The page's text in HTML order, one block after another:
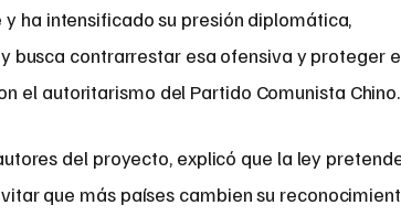
ha intensificado su presión diplomática,
busca contrarrestar esa ofensiva y proteger
el autoritarismo del Partido Comunista Chino.
del proyecto, explicó que la ley
que más países cambien su